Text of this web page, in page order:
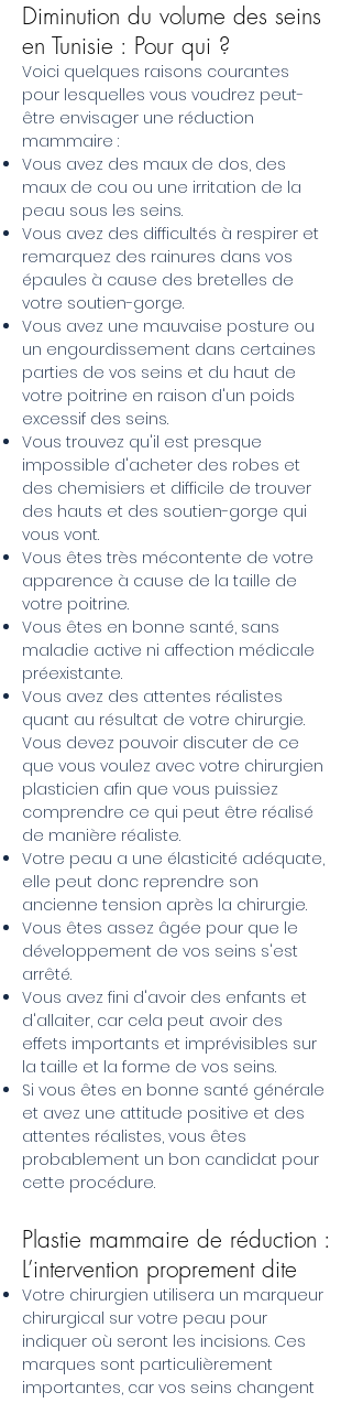
Diminution du volume des seins
en Tunisie : Pour qui ?
Voici quelques raisons courantes
pour lesquelles vous voudrez peut-
être envisager une réduction
mammaire :
Vous avez des maux de dos, des
maux de cou ou une irritation de la
peau sous les seins.
Vous avez des difficultés à respirer et
remarquez des rainures dans vos
épaules à cause des bretelles de
votre soutien-gorge.
Vous avez une mauvaise posture ou
un engourdissement dans certaines
parties de vos seins et du haut de
votre poitrine en raison d'un poids
excessif des seins.
Vous trouvez qu'il est presque
impossible d'acheter des robes et
des chemisiers et difficile de trouver
des hauts et des soutien-gorge qui
vous vont.
Vous êtes très mécontente de votre
apparence à cause de la taille de
votre poitrine.
Vous êtes en bonne santé, sans
maladie active ni affection médicale
préexistante.
Vous avez des attentes réalistes
quant au résultat de votre chirurgie.
Vous devez pouvoir discuter de ce
que vous voulez avec votre chirurgien
plasticien afin que vous puissiez
comprendre ce qui peut être réalisé
de manière réaliste.
Votre peau a une élasticité adéquate,
elle peut donc reprendre son
ancienne tension après la chirurgie.
Vous êtes assez âgée pour que le
développement de vos seins s'est
arrêté.
Vous avez fini d'avoir des enfants et
d'allaiter, car cela peut avoir des
effets importants et imprévisibles sur
la taille et la forme de vos seins.
Si vous êtes en bonne santé générale
et avez une attitude positive et des
attentes réalistes, vous êtes
probablement un bon candidat pour
cette procédure.
Plastie mammaire de réduction :
L’intervention proprement dite
Votre chirurgien utilisera un marqueur
chirurgical sur votre peau pour
indiquer où seront les incisions. Ces
marques sont particulièrement
importantes, car vos seins changent